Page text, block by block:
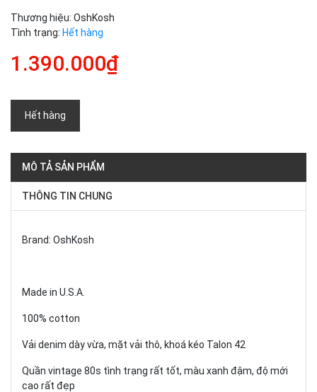
Thương hiệu: OshKosh
Tình trạng: Hết hàng
1.390.000₫
Hết hàng
MÔ TẢ SẢN PHẨM
THÔNG TIN CHUNG
Brand: OshKosh
Made in U.S.A.
100% cotton
Vải denim dày vừa, mặt vải thô, khoá kéo Talon 42
Quần vintage 80s tình trạng rất tốt, màu xanh đậm, độ mới
cao rất đẹp